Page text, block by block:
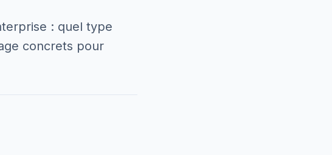
: quel type
concrets pour